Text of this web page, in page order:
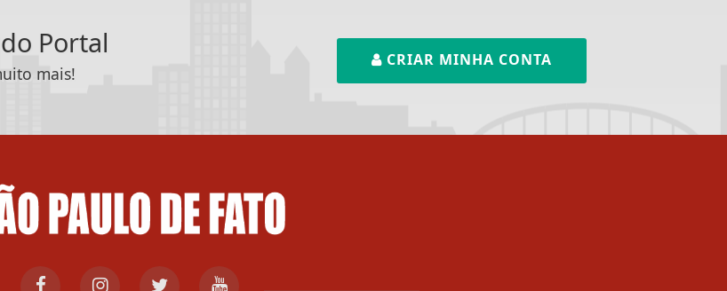
Portal
mais!
CRIAR MINHA CONTA
navegação. Ao continuar o acesso, entendemos que você